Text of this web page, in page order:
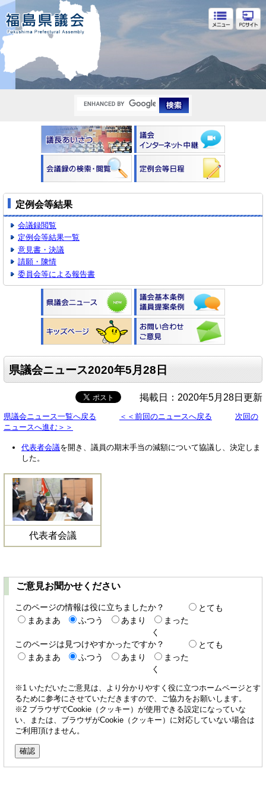
福島県議会
定例会等結果
会議録閲覧
定例会等結果一覧
意見書・決議
請願・陳情
委員会等による報告書
県議会ニュース2020年5月28日
掲載日：2020年5月28日更新
県議会ニュース一覧へ戻る ＜＜前回のニュースへ戻る
次回の
ニュースへ進む＞＞
代表者会議を開き、議員の期末手当の減額について協議し、決定しま
した。
代表者会議
ご意見お聞かせください
このページの情報は役に立ちましたか？
とても
まあまあ
ふつう あまり
まった
く
このページは見つけやすかったですか？
とても
まあまあ
ふつう あまり
まった
く
※1 いただいたご意見は、より分かりやすく役に立つホームページとす
るために参考にさせていただきますので、ご協力をお願いします。
※2 ブラウザでCookie（クッキー）が使用できる設定になっていな
い、または、ブラウザがCookie（クッキー）に対応していない場合は
ご利用頂けません。